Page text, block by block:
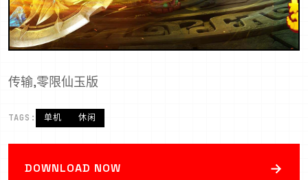
传输,零限仙玉版
TAGS: 单机 休闲
DOWNLOAD NOW →